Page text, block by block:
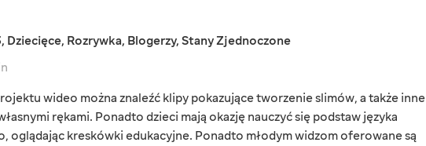
, Dziecięce, Rozrywka, Blogerzy, Stany Zjednoczone
wideo można znaleźć klipy pokazujące tworzenie slimów, a także inne
rękami. Ponadto dzieci mają okazję nauczyć się podstaw języka
oglądając kreskówki edukacyjne. Ponadto młodym widzom oferowane są